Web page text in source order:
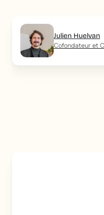
Julien Huelvan
Cofondateur et